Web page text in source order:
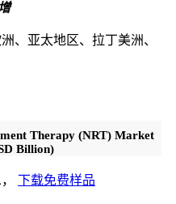
、亚太地区、拉丁美洲、
Therapy (NRT) Market
Billion)
下载免费样品